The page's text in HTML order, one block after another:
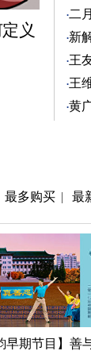
义
燃 图
二
吗？
新
（3
王
王
水
黄
最多购买 | 最
早期节目】善